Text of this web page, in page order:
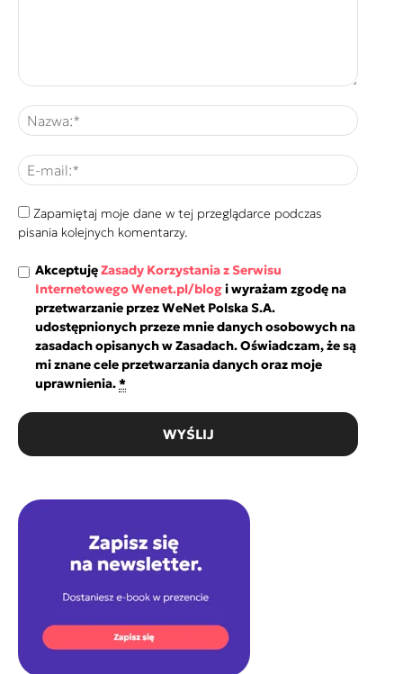
Zapamiętaj moje dane w tej przeglądarce podczas
pisania kolejnych komentarzy.
AkceptujęZasady Korzystania z Serwisu
Internetowego Wenet.pl/blogi wyrażam zgodę na
przetwarzanie przez WeNet Polska S.A.
udostępnionych przeze mnie danych osobowych na
zasadach opisanych w Zasadach. Oświadczam, że są
mi znane cele przetwarzania danych oraz moje
uprawnienia.*